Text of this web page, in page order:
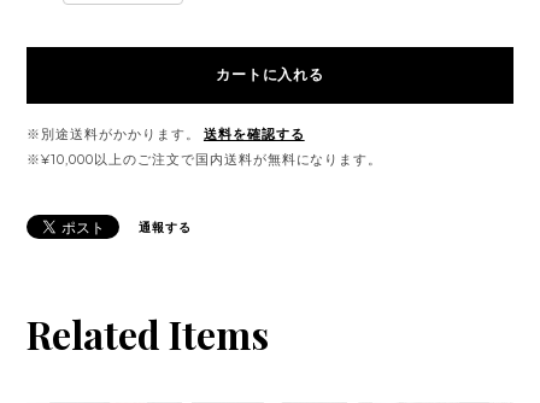
カートに入れる
※別途送料がかかります。
送料を確認する
※¥10,000以上のご注文で国内送料が無料になります。
通報する
Related Items